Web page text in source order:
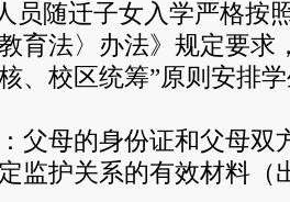
随迁子女入学严格按
育法〉办法》规定要求
、校区统筹”原则安排
母的身份证和父母双
监护关系的有效材料（